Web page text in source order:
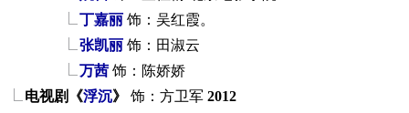
丁嘉丽 饰：吴红霞。
张凯丽 饰：田淑云
万茜 饰：陈娇娇
电视剧《浮沉》 饰：方卫军 2012